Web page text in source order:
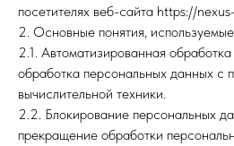
посетителях веб-сайта https://
2. Основные понятия,
2.1. Автоматизированная
обработка персональных данных с
вычислительной техники.
2.2. Блокирование персональных
прекращение обработки